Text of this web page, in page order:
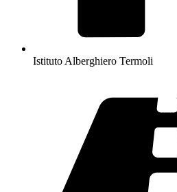
Istituto Alberghiero Termoli